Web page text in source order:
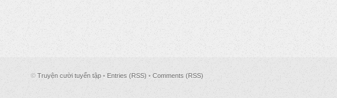
© Truyện cười tuyển tập • Entries (RSS) • Comments (RSS)